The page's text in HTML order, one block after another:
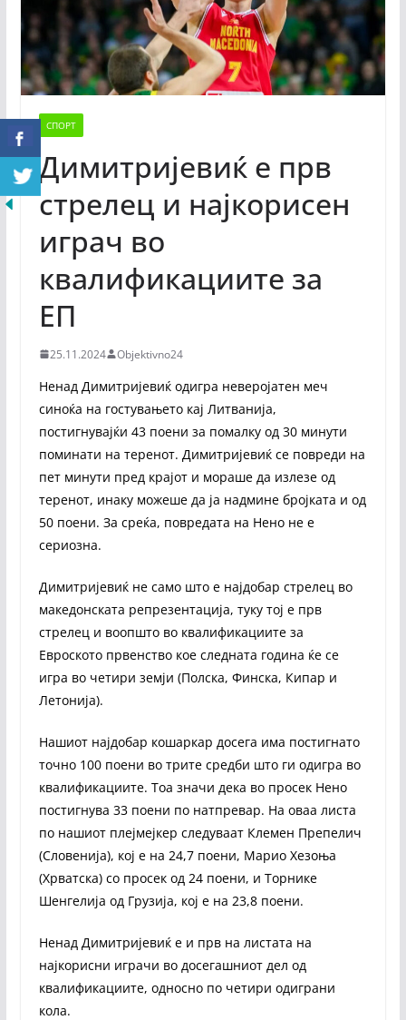
СПОРТ
Димитријевиќ е прв
стрелец и најкорисен
играч во
квалификациите за
ЕП
25.11.2024 Objektivno24
Ненад Димитријевиќ одигра неверојатен меч
синоќа на гостувањето кај Литванија,
постигнувајќи 43 поени за помалку од 30 минути
поминати на теренот. Димитријевиќ се повреди на
пет минути пред крајот и мораше да излезе од
теренот, инаку можеше да ја надмине бројката и од
50 поени. За среќа, повредата на Нено не е
сериозна.
Димитријевиќ не само што е најдобар стрелец во
македонската репрезентација, туку тој е прв
стрелец и воопшто во квалификациите за
Евроското првенство кое следната година ќе се
игра во четири земји (Полска, Финска, Кипар и
Летонија).
Нашиот најдобар кошаркар досега има постигнато
точно 100 поени во трите средби што ги одигра во
квалификациите. Тоа значи дека во просек Нено
постигнува 33 поени по натпревар. На оваа листа
по нашиот плејмејкер следуваат Клемен Препелич
(Словенија), кој е на 24,7 поени, Марио Хезоња
(Хрватска) со просек од 24 поени, и Торнике
Шенгелија од Грузија, кој е на 23,8 поени.
Ненад Димитријевиќ е и прв на листата на
најкорисни играчи во досегашниот дел од
квалификациите, односно по четири одиграни
кола.